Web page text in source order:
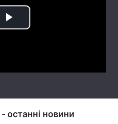
Вакансії
Play
останні новини